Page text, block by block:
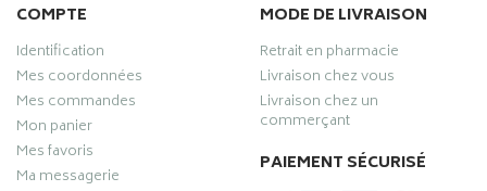
COMPTE
Identification
Mes coordonnées
Mes commandes
Mon panier
Mes favoris
Ma messagerie
MODE DE LIVRAISON
Retrait en pharmacie
Livraison chez vous
Livraison chez un
commerçant
PAIEMENT SÉCURISÉ